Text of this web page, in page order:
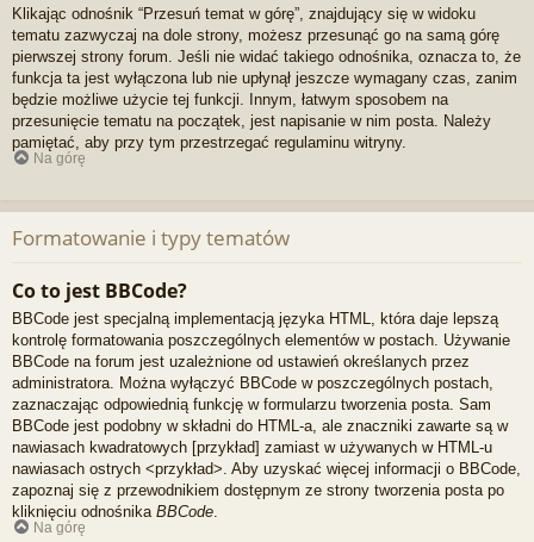
Klikając odnośnik “Przesuń temat w górę”, znajdujący się w widoku
tematu zazwyczaj na dole strony, możesz przesunąć go na samą górę
pierwszej strony forum. Jeśli nie widać takiego odnośnika, oznacza to, że
funkcja ta jest wyłączona lub nie upłynął jeszcze wymagany czas, zanim
będzie możliwe użycie tej funkcji. Innym, łatwym sposobem na
przesunięcie tematu na początek, jest napisanie w nim posta. Należy
pamiętać, aby przy tym przestrzegać regulaminu witryny.
Na górę
Formatowanie i typy tematów
Co to jest BBCode?
BBCode jest specjalną implementacją języka HTML, która daje lepszą
kontrolę formatowania poszczególnych elementów w postach. Używanie
BBCode na forum jest uzależnione od ustawień określanych przez
administratora. Można wyłączyć BBCode w poszczególnych postach,
zaznaczając odpowiednią funkcję w formularzu tworzenia posta. Sam
BBCode jest podobny w składni do HTML-a, ale znaczniki zawarte są w
nawiasach kwadratowych [przykład] zamiast w używanych w HTML-u
nawiasach ostrych <przykład>. Aby uzyskać więcej informacji o BBCode,
zapoznaj się z przewodnikiem dostępnym ze strony tworzenia posta po
kliknięciu odnośnika BBCode
Na górę